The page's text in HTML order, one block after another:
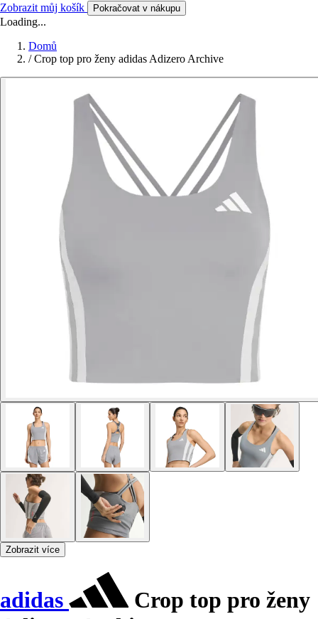
Zobrazit můj košík Pokračovat v nákupu
Loading...
Domů
/ Crop top pro ženy adidas Adizero Archive
Zobrazit více
adidas
Crop top pro ženy